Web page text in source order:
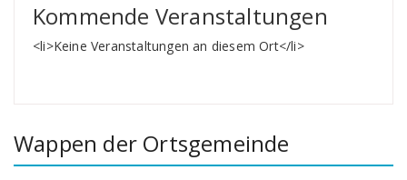
Kommende Veranstaltungen
<li>Keine Veranstaltungen an diesem Ort</li>
Wappen der Ortsgemeinde